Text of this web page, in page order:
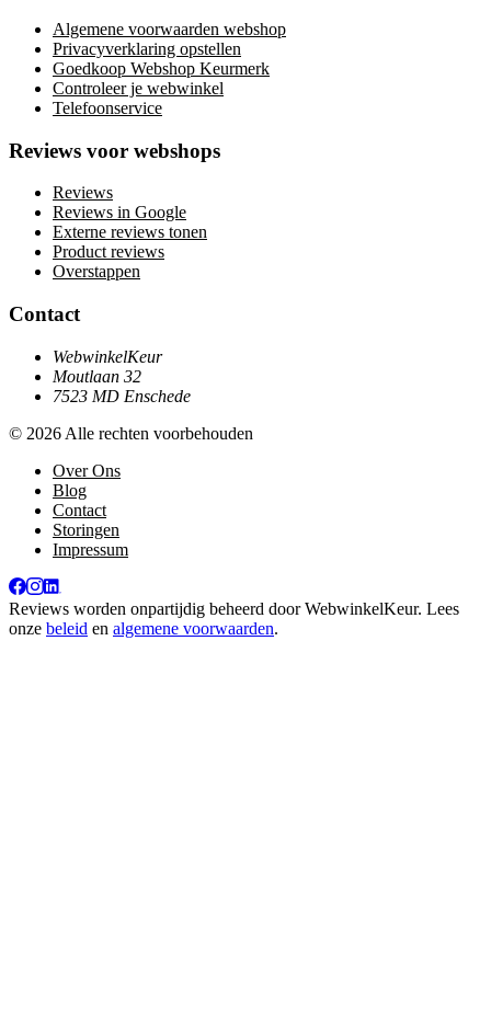
Algemene voorwaarden webshop
Privacyverklaring opstellen
Goedkoop Webshop Keurmerk
Controleer je webwinkel
Telefoonservice
Reviews voor webshops
Reviews
Reviews in Google
Externe reviews tonen
Product reviews
Overstappen
Contact
WebwinkelKeur
Moutlaan 32
7523 MD Enschede
© 2026 Alle rechten voorbehouden
Over Ons
Blog
Contact
Storingen
Impressum
Reviews worden onpartijdig beheerd doorWebwinkelKeur. Lees
onze beleid en algemene voorwaarden.